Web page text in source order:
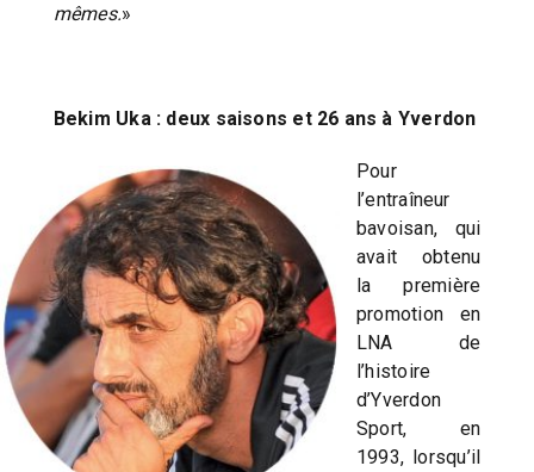
mêmes.»
Bekim Uka : deux saisons et 26 ans à Yverdon
Pour
l’entraîneur
bavoisan, qui
avait obtenu
la première
promotion en
LNA de
l’histoire
d’Yverdon
Sport, en
1993, lorsqu’il